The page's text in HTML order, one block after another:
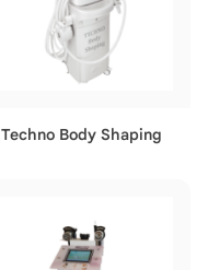
Techno Body Shaping